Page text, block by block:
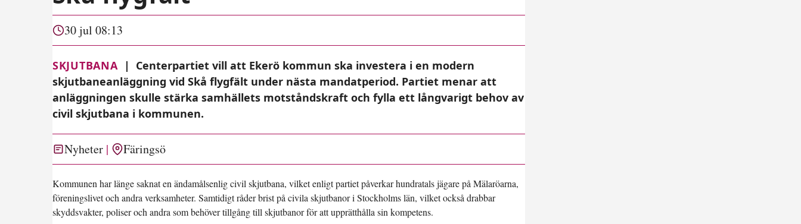
30 jul 08:13
SKJUTBANA |
Centerpartiet vill att Ekerö kommun ska investera i en modern
skjutbaneanläggning vid Skå flygfält under nästa mandatperiod. Partiet menar att
anläggningen skulle stärka samhällets motståndskraft och fylla ett långvarigt behov av
civil skjutbana i kommunen.
Nyheter Färingsö
Kommunen har länge saknat en ändamålsenlig civil skjutbana, vilket enligt partiet påverkar hundratals jägare på Mälaröarna,
föreningslivet och andra verksamheter. Samtidigt råder brist på civila skjutbanor i Stockholms län, vilket också drabbar
skyddsvakter, poliser och andra som behöver tillgång till skjutbanor för att upprätthålla sin kompetens.